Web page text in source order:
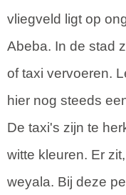
vliegveld ligt op
Abeba. In de stad
of taxi vervoeren.
hier nog steeds
De taxi's zijn te
witte kleuren. Er
weyala. Bij deze